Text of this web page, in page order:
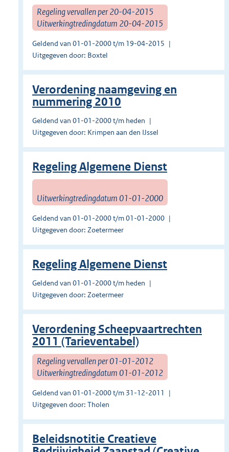
Regeling vervallen per 20-04-2015
Uitwerkingtredingdatum 20-04-2015
Geldend van 01-01-2000 t/m 19-04-2015
Uitgegeven door: Boxtel
Verordening naamgeving en
nummering 2010
Geldend van 01-01-2000 t/m heden
Uitgegeven door: Krimpen aan den IJssel
Regeling Algemene Dienst
Uitwerkingtredingdatum 01-01-2000
Geldend van 01-01-2000 t/m 01-01-2000
Uitgegeven door: Zoetermeer
Regeling Algemene Dienst
Geldend van 01-01-2000 t/m heden
Uitgegeven door: Zoetermeer
Verordening Scheepvaartrechten
2011 (Tarieventabel)
Regeling vervallen per 01-01-2012
Uitwerkingtredingdatum 01-01-2012
Geldend van 01-01-2000 t/m 31-12-2011
Uitgegeven door: Tholen
Beleidsnotitie Creatieve